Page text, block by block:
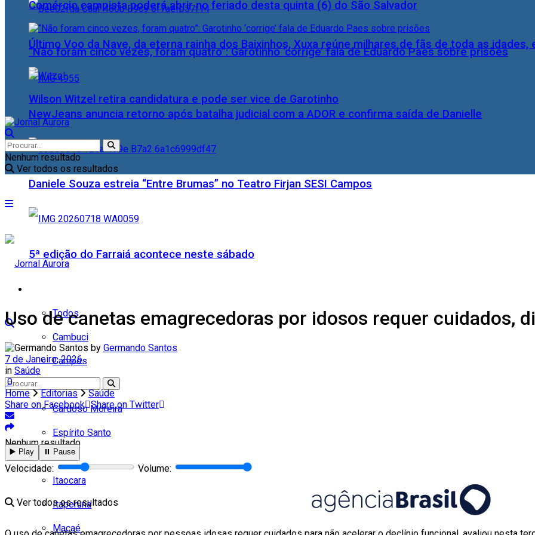
Último Voo da Nave, da eterna rainha dos Baixinhos, Xuxa reúne milhares de fãs de toda as idades,
NewJeans anuncia retorno após batalha judicial com a ADOR e confirma saída de Danielle
Daniele Souza estreia “Entre Brumas” no Teatro Firjan SESI Campos
5ª edição do Farraiá acontece neste sábado
Todos
Cambuci
Campos
Cardoso Moreira
Espírito Santo
Italva
Itaocara
Itaperuna
Macaé
Comércio campista poderá abrir no feriado desta quinta (6) do São Salvador
“Não foram cinco vezes, foram quatro”: Garotinho ‘corrige’ fala de Eduardo Paes sobre prisões
Wilson Witzel retira candidatura e pode ser vice de Garotinho
Nenhum resultado
Ver todos os resultados
Nenhum resultado
Ver todos os resultados
Uso de canetas emagrecedoras por idosos requer cuidados,
by Germando Santos
7 de Janeiro, 2026
in Saúde
0
Home
Editorias
Saúde
Share on Facebook Share on Twitter
▶️ Play ⏸️ Pause
Velocidade: Volume: